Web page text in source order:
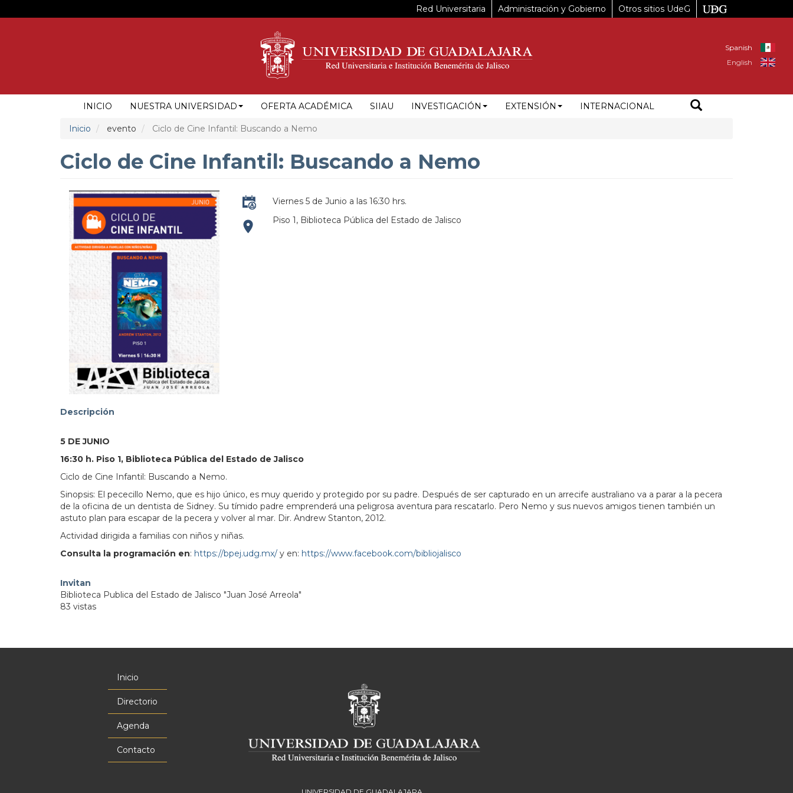
al
Red Universitaria Administración y Gobierno Otros sitios UdeG
Spanish
English
NAVEGACIÓN
PRINCIPAL
INICIO NUESTRA UNIVERSIDAD OFERTA ACADÉMICA SIIAU INVESTIGACIÓN EXTENSIÓN INTERNACIONAL
Inicio evento Ciclo de Cine Infantil: Buscando a Nemo
Ciclo de Cine Infantil: Buscando a Nemo
Viernes 5 de Junio a las 16:30 hrs.
Piso 1, Biblioteca Pública del Estado de Jalisco
Descripción
5 DE JUNIO
16:30 h. Piso 1, Biblioteca Pública del Estado de Jalisco
Ciclo de Cine Infantil: Buscando a Nemo.
Sinopsis: El pececillo Nemo, que es hijo único, es muy querido y protegido por su padre. Después de ser capturado en un arrecife australiano va a parar a la pecera
de la oficina de un dentista de Sidney. Su tímido padre emprenderá una peligrosa aventura para rescatarlo. Pero Nemo y sus nuevos amigos tienen también un
astuto plan para escapar de la pecera y volver al mar. Dir. Andrew Stanton, 2012.
Actividad dirigida a familias con niños y niñas.
Consulta la programación en: https://bpej.udg.mx/ y en: https://www.facebook.com/bibliojalisco
Invitan
Biblioteca Publica del Estado de Jalisco "Juan José Arreola"
83 vistas
principal
Inicio
Directorio
Agenda
Contacto